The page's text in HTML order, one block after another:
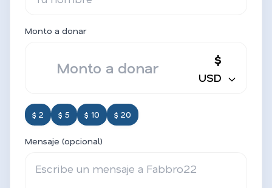
Monto a donar
$
USD
$ 2 $ 5 $ 10 $ 20
Mensaje (opcional)